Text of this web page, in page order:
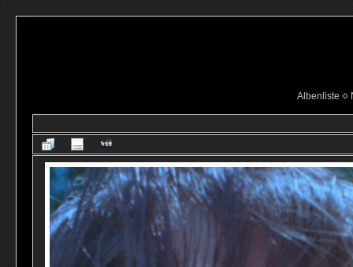
Albenliste